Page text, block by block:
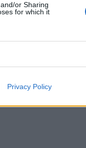
or Sharing
for which it
Privacy Policy